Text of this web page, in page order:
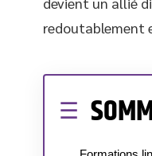
redoutablement